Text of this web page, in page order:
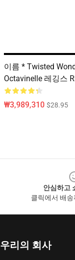
이름 * Twisted
Octavinelle 레깅스
₩3,989,310 $28.95
안심하고
클릭에서 배
우리의 회사